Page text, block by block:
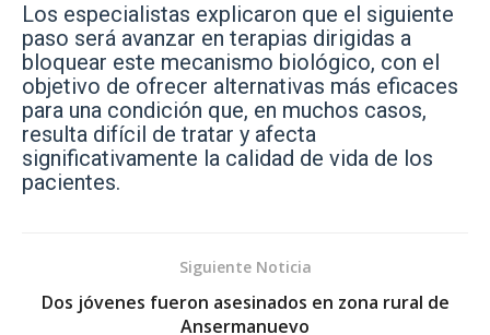
Los especialistas explicaron que el siguiente
paso será avanzar en terapias dirigidas a
bloquear este mecanismo biológico, con el
objetivo de ofrecer alternativas más eficaces
para una condición que, en muchos casos,
resulta difícil de tratar y afecta
significativamente la calidad de vida de los
pacientes.
Siguiente Noticia
Dos jóvenes fueron asesinados en zona rural de
Ansermanuevo